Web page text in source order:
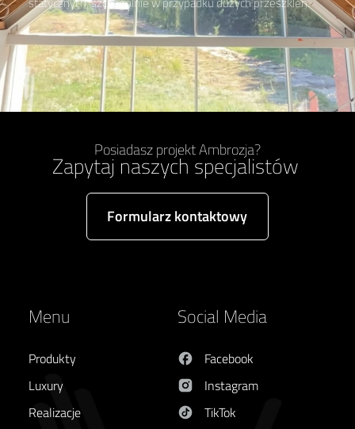
Posiadasz projekt Ambrozja?
Zapytaj naszych specjalistów
Formularz kontaktowy
Menu
Produkty
Luxury
Realizacje
Social Media
Facebook
Instagram
TikTok